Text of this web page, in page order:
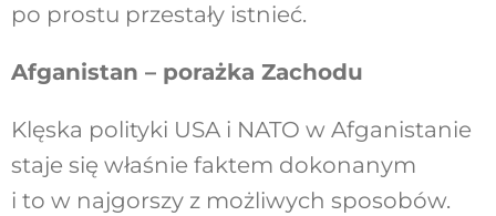
po prostu przestały istnieć.
Afganistan – porażka Zachodu
Klęska polityki USA i NATO w Afganistanie
staje się właśnie faktem dokonanym
i to w najgorszy z możliwych sposobów.